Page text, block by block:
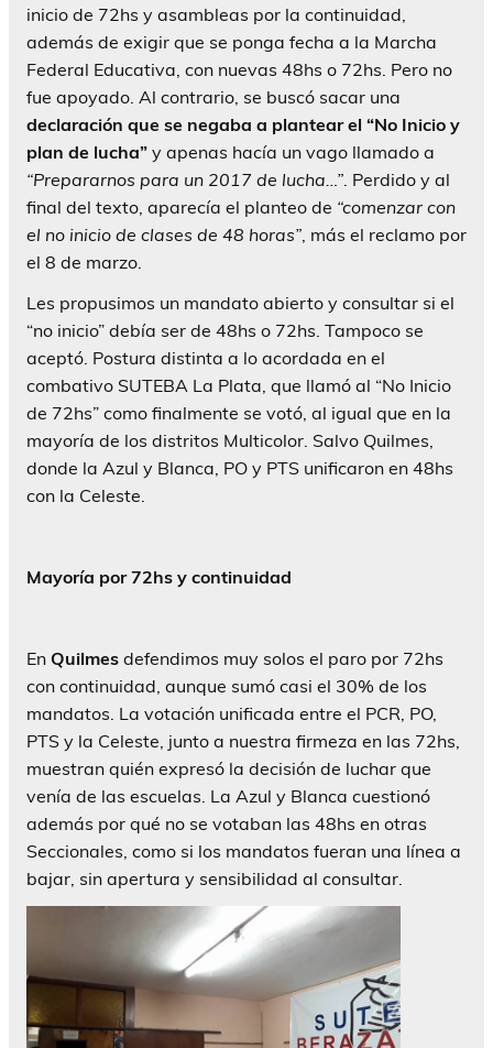
inicio de 72hs y asambleas por la continuidad,
además de exigir que se ponga fecha a la Marcha
Federal Educativa, con nuevas 48hs o 72hs. Pero no
fue apoyado. Al contrario, se buscó sacar una
declaración que se negaba a plantear el “No Inicio y
plan de lucha” y apenas hacía un vago llamado a
“Prepararnos para un 2017 de lucha…”. Perdido y al
final del texto, aparecía el planteo de “comenzar con
el no inicio de clases de 48 horas”, más el reclamo por
el 8 de marzo.
Les propusimos un mandato abierto y consultar si el
“no inicio” debía ser de 48hs o 72hs. Tampoco se
aceptó. Postura distinta a lo acordada en el
combativo SUTEBA La Plata, que llamó al “No Inicio
de 72hs” como finalmente se votó, al igual que en la
mayoría de los distritos Multicolor. Salvo Quilmes,
donde la Azul y Blanca, PO y PTS unificaron en 48hs
con la Celeste.
Mayoría por 72hs y continuidad
En Quilmes defendimos muy solos el paro por 72hs
con continuidad, aunque sumó casi el 30% de los
mandatos. La votación unificada entre el PCR, PO,
PTS y la Celeste, junto a nuestra firmeza en las 72hs,
muestran quién expresó la decisión de luchar que
venía de las escuelas. La Azul y Blanca cuestionó
además por qué no se votaban las 48hs en otras
Seccionales, como si los mandatos fueran una línea a
bajar, sin apertura y sensibilidad al consultar.